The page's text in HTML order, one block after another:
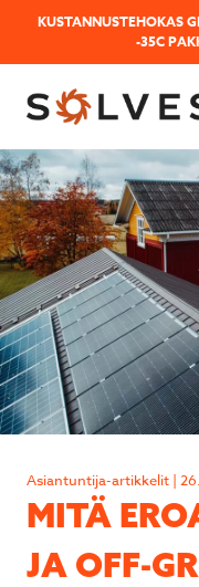
KUSTANNUSTEHOKAS
-35C
Asiantuntija-artikkelit |
MITÄ
JA OFF-
Jäikö
Lähetä
lomakkeen